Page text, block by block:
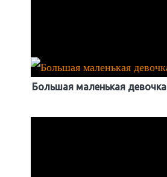
Большая маленькая девочка